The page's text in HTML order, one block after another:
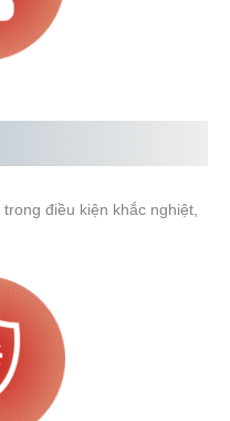
điều kiện khắc nghiệt,